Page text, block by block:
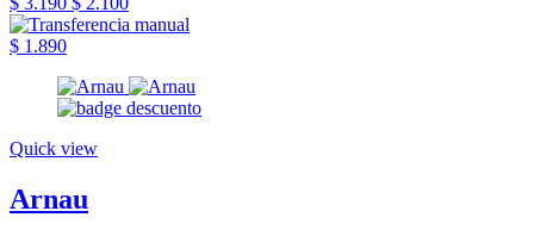
$ 1.890
Quick view
Arnau